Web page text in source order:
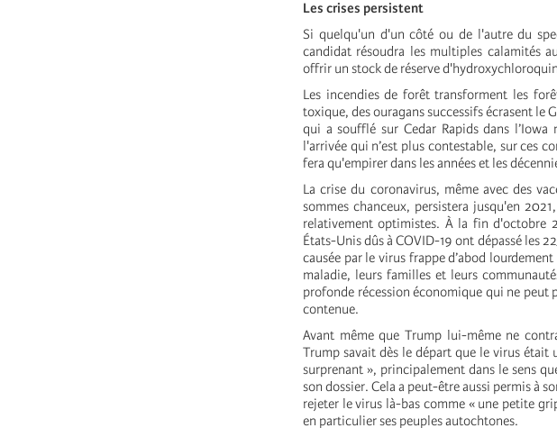
Les crises persistent
Si quelqu'un d'un côté ou de l'autre du
candidat résoudra les multiples calamités
offrir un stock de réserve
Les incendies de forêt transforment les
toxique, des ouragans successifs écrasent le
qui a soufflé sur Cedar Rapids dans
l'arrivée qui n’est plus contestable, sur ces
fera qu'empirer dans les années et les
La crise du coronavirus, même avec des
sommes chanceux, persistera jusqu'en
relativement optimistes. À la fin d'octobre
États-Unis dûs à COVID-19 ont dépassé les
causée par le virus frappe d’abod
maladie, leurs familles et leurs
profonde récession économique qui ne peut
contenue.
Avant même que Trump lui-même ne
Trump savait dès le départ que le virus était
surprenant », principalement dans le sens
son dossier. Cela a peut-être aussi permis à
rejeter le virus là-bas comme « une petite
en particulier ses peuples autochtones.